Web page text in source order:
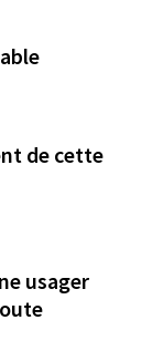
de cette
usager